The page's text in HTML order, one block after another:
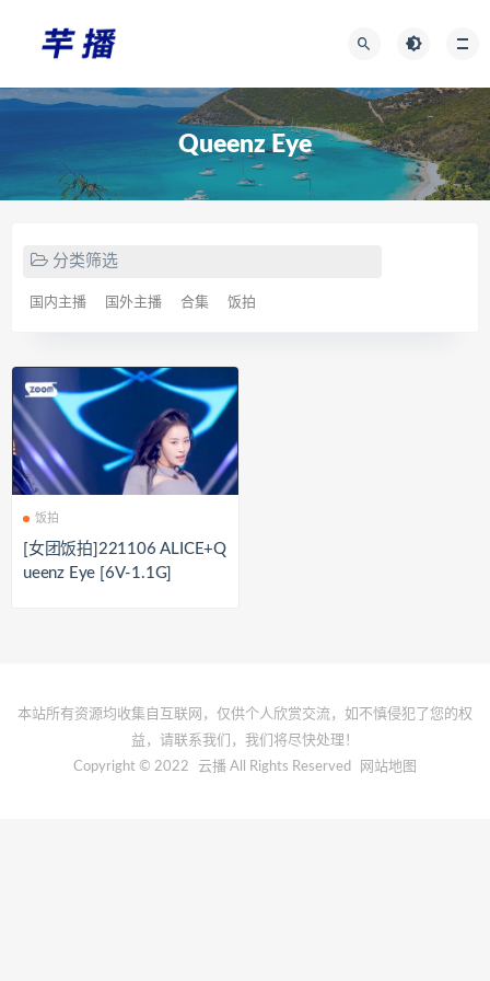
Queenz Eye
分类筛选
国内主播 国外主播 合集 饭拍
饭拍
[女团饭拍]221106 ALICE+Q
ueenz Eye [6V-1.1G]
本站所有资源均收集自互联网，仅供个人欣赏交流，如不慎侵犯了您的权
益，请联系我们，我们将尽快处理！
Copyright © 2022
云播 All Rights Reserved 网站地图